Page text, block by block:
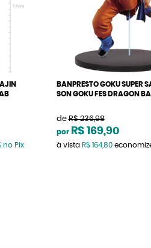
no Pix
BANPRESTO GOKU SUPER
SON GOKU FES DRAGON
de R$ 236,98
por R$ 169,90
à vista R$ 164,80